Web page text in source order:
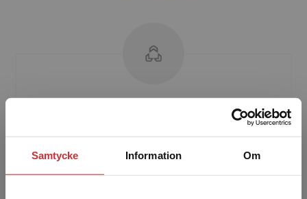
Samtycke Information Om
Marianne Winther Jörgensen